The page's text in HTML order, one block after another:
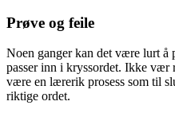
Prøve og feile
Noen ganger kan det være lurt å
passer inn i kryssordet. Ikke vær
være en lærerik prosess som til
riktige ordet.